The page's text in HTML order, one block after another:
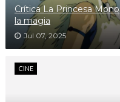
Crítica La Princesa
la magia
Jul 07, 2025
CINE